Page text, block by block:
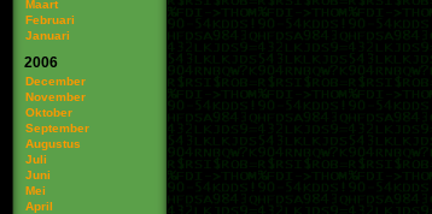
Maart
Februari
Januari
2006
December
November
Oktober
September
Augustus
Juli
Juni
Mei
April